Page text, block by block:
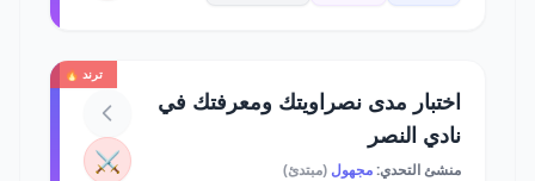
ترند 🔥
اختبار مدى نصراويتك ومعرفتك في
نادي النصر
منشئ التحدي:مجهول (مبتدئ) ⚔️